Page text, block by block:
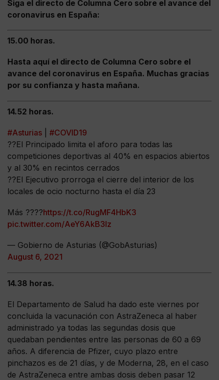
Siga el directo de Columna Cero sobre el avance del
coronavirus en España:
15.00 horas.
Hasta aquí el directo de Columna Cero sobre el
avance del coronavirus en España. Muchas gracias
por su confianza y hasta mañana.
14.52 horas.
#Asturias
#COVID19
??El Principado limita el aforo para todas las
competiciones deportivas al 40% en espacios abiertos
y al 30% en recintos cerrados
??El Ejecutivo prorroga el cierre del interior de los
locales de ocio nocturno hasta el día 23
Más ????https://t.co/RugMF4HbK3
pic.twitter.com/AeY6AkB3lz
— Gobierno de Asturias (@GobAsturias)
August 6, 2021
14.38 horas.
El Departamento de Salud ha dado este viernes por
concluida la vacunación con AstraZeneca al haber
administrado ya todas las segundas dosis que
quedaban pendientes entre las personas de 60 a 69
años. A diferencia de Pfizer, cuyo plazo entre
pinchazos es de 21 días, y de Moderna, 28, en el caso
de AstraZeneca entre ambas dosis deben pasar 12